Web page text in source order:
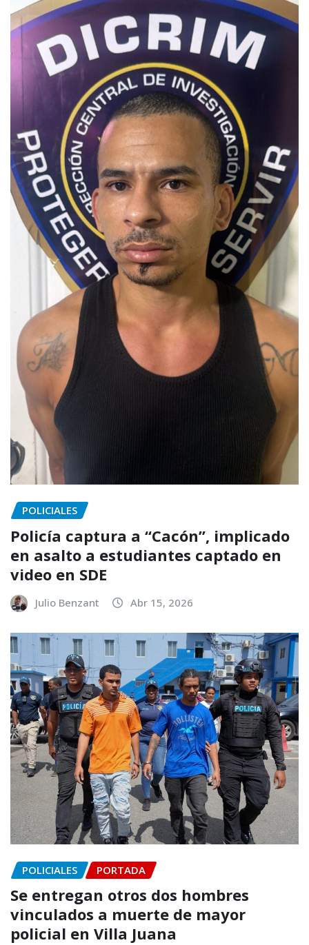
POLICIALES
Policía captura a “Cacón”, implicado
en asalto a estudiantes captado en
video en SDE
Julio Benzant Abr 15, 2026
POLICIALES PORTADA
Se entregan otros dos hombres
vinculados a muerte de mayor
policial en Villa Juana